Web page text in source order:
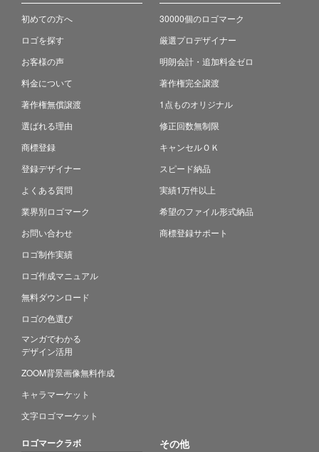
初めての方へ
ロゴを探す
お客様の声
料金について
著作権無償譲渡
選ばれる理由
商標登録
登録デザイナー
よくある質問
業界別ロゴマーク
お問い合わせ
ロゴ制作実績
ロゴ作成マニュアル
無料ダウンロード
ロゴの色選び
マンガでわかる
デザイン活用
ZOOM背景画像無料作成
キャラマーケット
文字ロゴマーケット
30000個のロゴマーク
厳選プロデザイナー
明朗会計・追加料金ゼロ
著作権完全譲渡
1点ものオリジナル
修正回数無制限
キャンセルＯＫ
スピード納品
実績1万件以上
希望のファイル形式納品
商標登録サポート
ロゴマークラボ その他